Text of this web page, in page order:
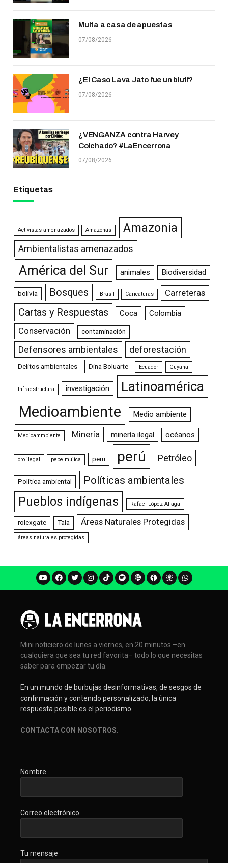
Multa a casa de apuestas
07/08/2026
¿El Caso Lava Jato fue un bluff?
07/08/2026
¿VENGANZA contra Harvey
Colchado? #LaEncerrona
07/08/2026
Etiquetas
Activistas amenazados Amazonas Amazonia
Ambientalistas amenazados
América del Sur animales Biodiversidad
bolivia Bosques Brasil Caricaturas Carreteras
Cartas y Respuestas Coca Colombia
Conservación contaminación
Defensores ambientales deforestación
Delitos ambientales Dina Boluarte Ecuador Guyana
Infraestructura investigación Latinoamérica
Medioambiente Medio ambiente
Medioammbiente Minería minería ilegal océanos
oro ilegal pepe mujica peru perú Petróleo
Política ambiental Políticas ambientales
Pueblos indígenas Rafael López Aliaga
rolexgate Tala Áreas Naturales Protegidas
áreas naturales protegidas
Mini noticiero de lunes a viernes, en 20 minutos –en
cualquiera que sea tu red favorita– todo lo que necesitas
saber para empezar tu día.
En un mundo de burbujas desinformativas, de sesgos de
confirmación y contenido personalizado, la única
respuesta posible es el periodismo.
CONTACTA CON NOSOTROS
Nombre
Correo electrónico
Tu mensaje